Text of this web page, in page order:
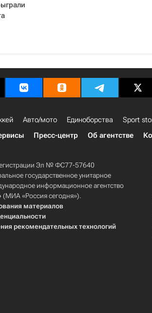
Авто/мото Единоборства Sport
Пресс-центр Об агентстве
Эл № ФС77-57640
государственное унитарное
информационное агентство
(МИА «Россия сегодня»).
материалов
рекомендательных технологий